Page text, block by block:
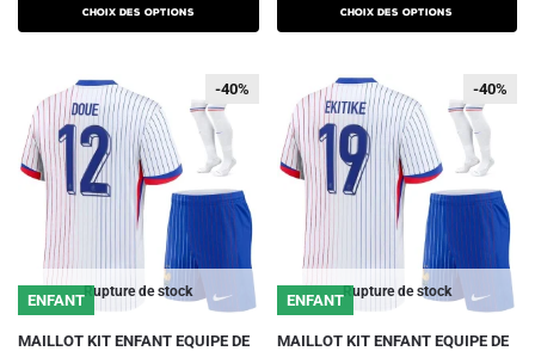
initial
était :
actuel
est :
Choix des options
variations.
peuvent
être
choisies
sur
page
produit
initial
était :
actuel
est :
Choix des options
variations.
peuvent
être
choisies
produit
Rupture de stock
-40%
ENFANT
-40%
MAILLOT KIT ENFANT EQUIPE DE
Ce
Rupture de stock
-40%
ENFANT
-40%
MAILLOT KIT ENFANT EQUIPE DE
Ce